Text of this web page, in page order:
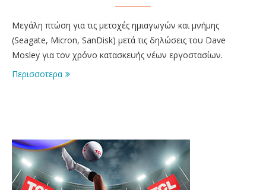
Μεγάλη πτώση για τις μετοχές ημιαγωγών και μνήμης
(Seagate, Micron, SanDisk) μετά τις δηλώσεις του Dave
Mosley για τον χρόνο κατασκευής νέων εργοστασίων.
Περισσοτερα